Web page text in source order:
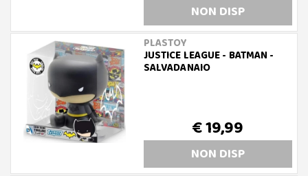
NON DISP
PLASTOY
JUSTICE LEAGUE - BATMAN -
SALVADANAIO
€ 19,99
NON DISP